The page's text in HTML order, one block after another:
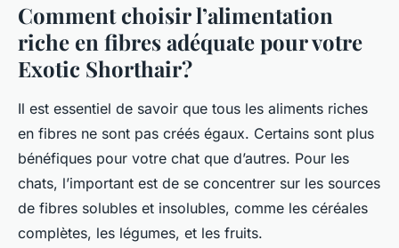
Comment choisir l’alimentation
riche en fibres adéquate pour votre
Exotic Shorthair?
Il est essentiel de savoir que tous les aliments riches
en fibres ne sont pas créés égaux. Certains sont plus
bénéfiques pour votre chat que d’autres. Pour les
chats, l’important est de se concentrer sur les sources
de fibres solubles et insolubles, comme les céréales
complètes, les légumes, et les fruits.